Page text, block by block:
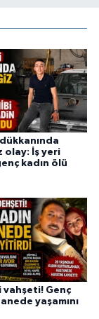
olay: İş yeri
kadın ölü
vahşeti! Genç
yaşamını